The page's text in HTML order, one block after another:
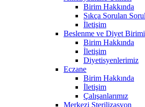
Birim Hakkında
Sıkça Sorulan
İletişim
Beslenme ve Diyet Birimi
Birim Hakkında
İletişim
Diyetisyenlerimiz
Eczane
Birim Hakkında
İletişim
Çalışanlarımız
Merkezi Sterilizasyon